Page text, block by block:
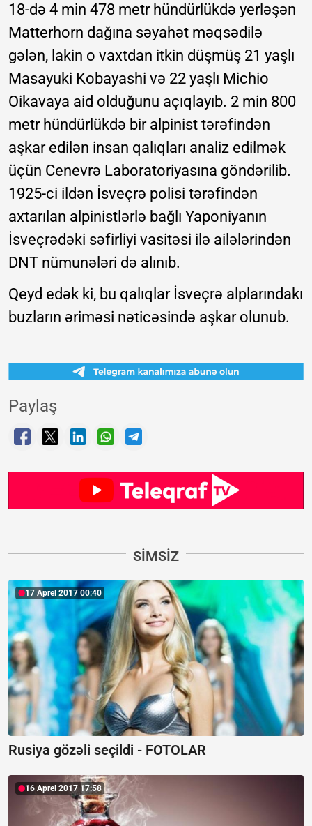
18-də 4 min 478 metr hündürlükdə yerləşən
Matterhorn dağına səyahət məqsədilə
gələn, lakin o vaxtdan itkin düşmüş 21 yaşlı
Masayuki Kobayashi və 22 yaşlı Michio
Oikavaya aid olduğunu açıqlayıb. 2 min 800
metr hündürlükdə bir alpinist tərəfindən
aşkar edilən insan qalıqları analiz edilmək
üçün Cenevrə Laboratoriyasına göndərilib.
1925-ci ildən İsveçrə polisi tərəfindən
axtarılan alpinistlərlə bağlı Yaponiyanın
İsveçrədəki səfirliyi vasitəsi ilə ailələrindən
DNT nümunələri də alınıb.
Qeyd edək ki, bu qalıqlar İsveçrə alplarındakı
buzların əriməsi nəticəsində aşkar olunub.
Paylaş
SIMSIZ
17 Aprel 2017 00:40
Rusiya gözəli seçildi - FOTOLAR
16 Aprel 2017 17:58